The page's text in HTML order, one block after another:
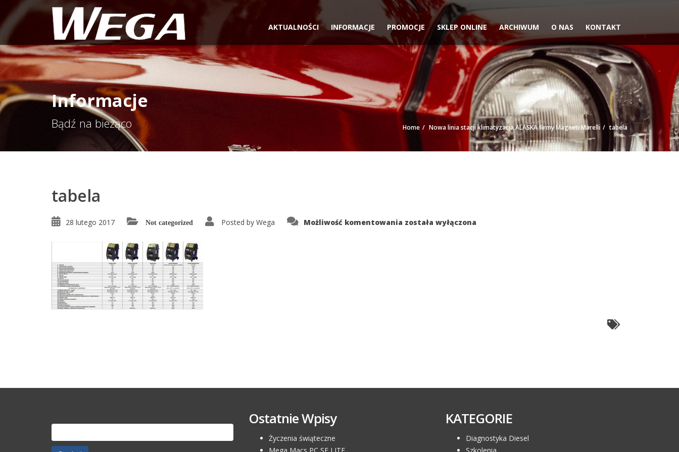
AKTUALNOŚCI INFORMACJE PROMOCJE SKLEP ONLINE ARCHIWUM O NAS KONTAKT
Informacje
Bądź na bieżąco Home Nowa linia stacji klimatyzacja ALASKA firmy Magneti Marelli tabela
tabela
28 lutego 2017 Not categorized Posted by Wega Możliwość komentowania tabela
została wyłączona
Szukaj: Ostatnie Wpisy
Życzenia świąteczne
KATEGORIE
Diagnostyka Diesel